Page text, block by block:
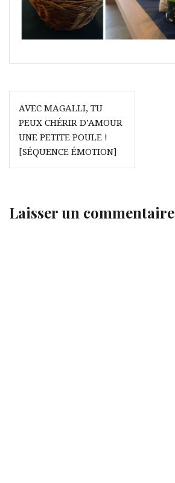
Navigation
de
l’article
AVEC MAGALLI, TU
PEUX CHÉRIR D’AMOUR
UNE PETITE POULE !
[SÉQUENCE ÉMOTION]
Laisser un commentaire